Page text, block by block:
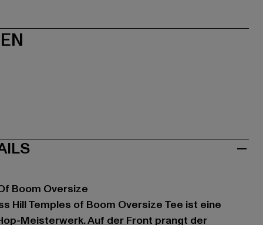
Boom Oversize
Hill Temples of Boom Oversize Tee ist eine
Meisterwerk. Auf der Front prangt der